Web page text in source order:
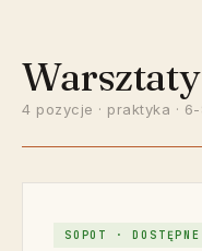
4 pozycje · praktyka ·
SOPOT · DOSTĘPNE